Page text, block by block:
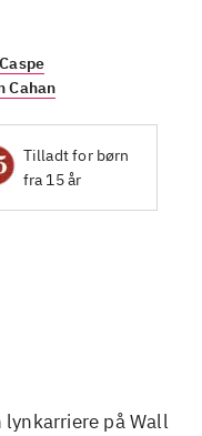
Cahan
Tilladt for børn
fra 15 år
på Wall